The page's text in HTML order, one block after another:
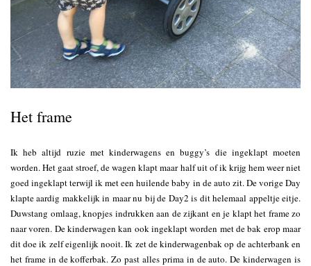
Het frame
Ik heb altijd ruzie met kinderwagens en buggy’s die ingeklapt moeten
worden. Het gaat stroef, de wagen klapt maar half uit of ik krijg hem weer niet
goed ingeklapt terwijl ik met een huilende baby in de auto zit. De vorige Day
klapte aardig makkelijk in maar nu bij de Day2 is dit helemaal appeltje eitje.
Duwstang omlaag, knopjes indrukken aan de zijkant en je klapt het frame zo
naar voren. De kinderwagen kan ook ingeklapt worden met de bak erop maar
dit doe ik zelf eigenlijk nooit. Ik zet de kinderwagenbak op de achterbank en
het frame in de kofferbak. Zo past alles prima in de auto. De kinderwagen is